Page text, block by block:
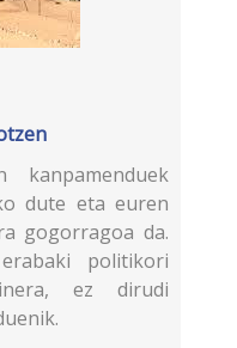
kanpamenduek
dute eta euren
gogorragoa da.
politikori
ez dirudi